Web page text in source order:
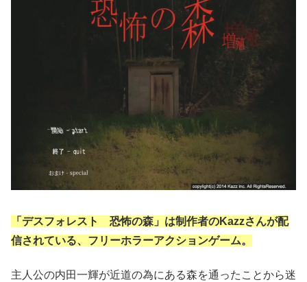
「デスフォレスト 恐怖の森」は制作者のKazzさんが配
信されている、フリーホラーアクションゲーム。
主人公の内田一輝が近道の為にある森を通ったことから迷